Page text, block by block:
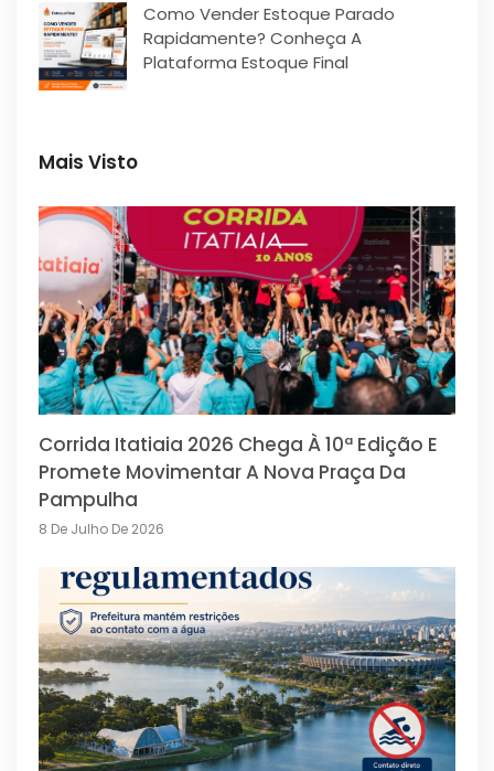
Como Vender Estoque Parado
Rapidamente? Conheça A
Plataforma Estoque Final
Mais Visto
Corrida Itatiaia 2026 Chega À 10ª Edição E
Promete Movimentar A Nova Praça Da
Pampulha
8 De Julho De 2026